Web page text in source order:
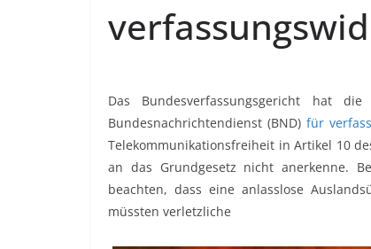
Das Bundesverfassungsgericht hat
Bundesnachrichtendienst (BND) für
Telekommunikationsfreiheit in Artikel 10
an das Grundgesetz nicht anerkenne.
beachten, dass eine anlasslose
müssten verletzliche